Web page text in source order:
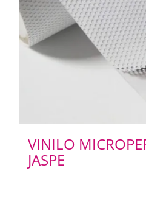
VINILO
JASPE